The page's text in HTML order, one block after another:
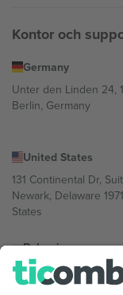
Kontor och
Germany
Unter den Linden 24,
Berlin, Germany
United States
131 Continental Dr,
Newark, Delaware
States
Bulgaria
Regus Sofia City
Totleben 53-55, 1606